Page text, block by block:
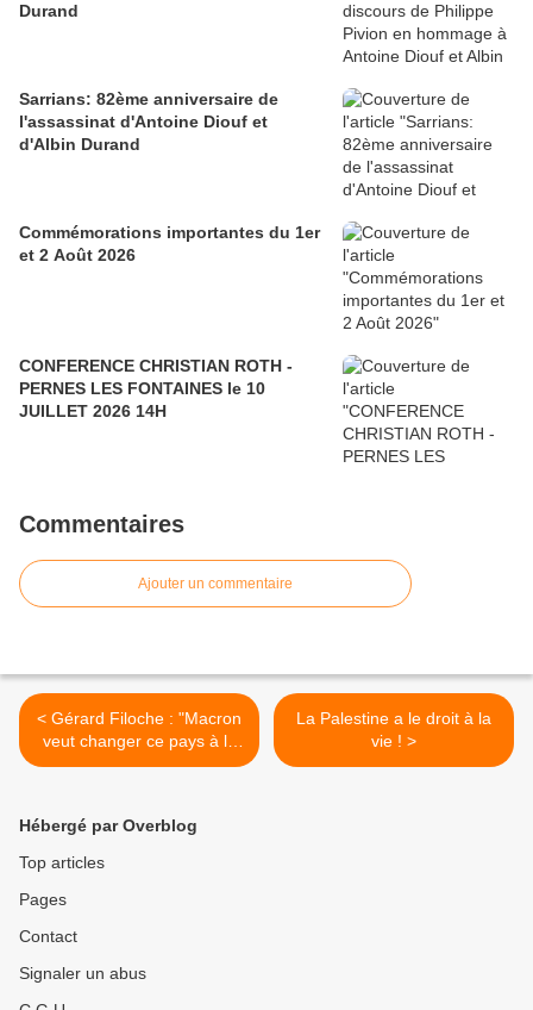
Durand
Sarrians: 82ème anniversaire de
l'assassinat d'Antoine Diouf et
d'Albin Durand
Commémorations importantes du 1er
et 2 Août 2026
CONFERENCE CHRISTIAN ROTH -
PERNES LES FONTAINES le 10
JUILLET 2026 14H
Commentaires
Ajouter un commentaire
< Gérard Filoche : "Macron
veut changer ce pays à la
schlague" Tribune libre
La Palestine a le droit à la
vie ! >
Hébergé par Overblog
Top articles
Pages
Contact
Signaler un abus